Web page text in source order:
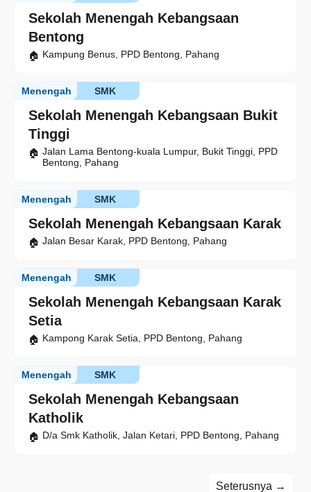
Sekolah Menengah Kebangsaan
Bentong
Kampung Benus, PPD Bentong, Pahang
Sekolah Menengah Kebangsaan Bukit
Tinggi
SMK
Menengah
Jalan Lama Bentong-kuala Lumpur, Bukit Tinggi, PPD
Bentong, Pahang
Sekolah Menengah Kebangsaan Karak
SMK
Menengah
Jalan Besar Karak, PPD Bentong, Pahang
Sekolah Menengah Kebangsaan Karak
Setia
SMK
Menengah
Kampong Karak Setia, PPD Bentong, Pahang
Sekolah Menengah Kebangsaan
Katholik
SMK
Menengah
D/a Smk Katholik, Jalan Ketari, PPD Bentong, Pahang
Seterusnya →